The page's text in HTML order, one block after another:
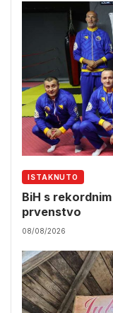
ISTAKNUTO
BiH s
prvenstvo
08/08/2026